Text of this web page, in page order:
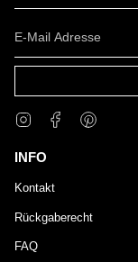
InstagramFacebook
INFO
Kontakt
Rückgaberecht
FAQ